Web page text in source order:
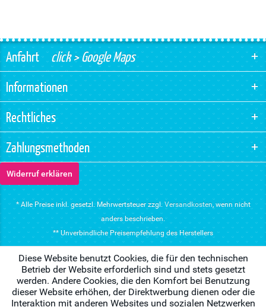
Anfahrtclick > Google Maps
Informationen
Rechtliches
Zahlungsmethoden
Widerruf erklären
* Alle Preise inkl. gesetzl. Mehrwertsteuer zzgl. Versandkosten, wenn nicht
anders beschrieben.
** Unverbindliche Preisempfehlung des Herstellers
Diese Website benutzt Cookies, die für den technischen
Betrieb der Website erforderlich sind und stets gesetzt
werden. Andere Cookies, die den Komfort bei Benutzung
dieser Website erhöhen, der Direktwerbung dienen oder die
Interaktion mit anderen Websites und sozialen Netzwerken